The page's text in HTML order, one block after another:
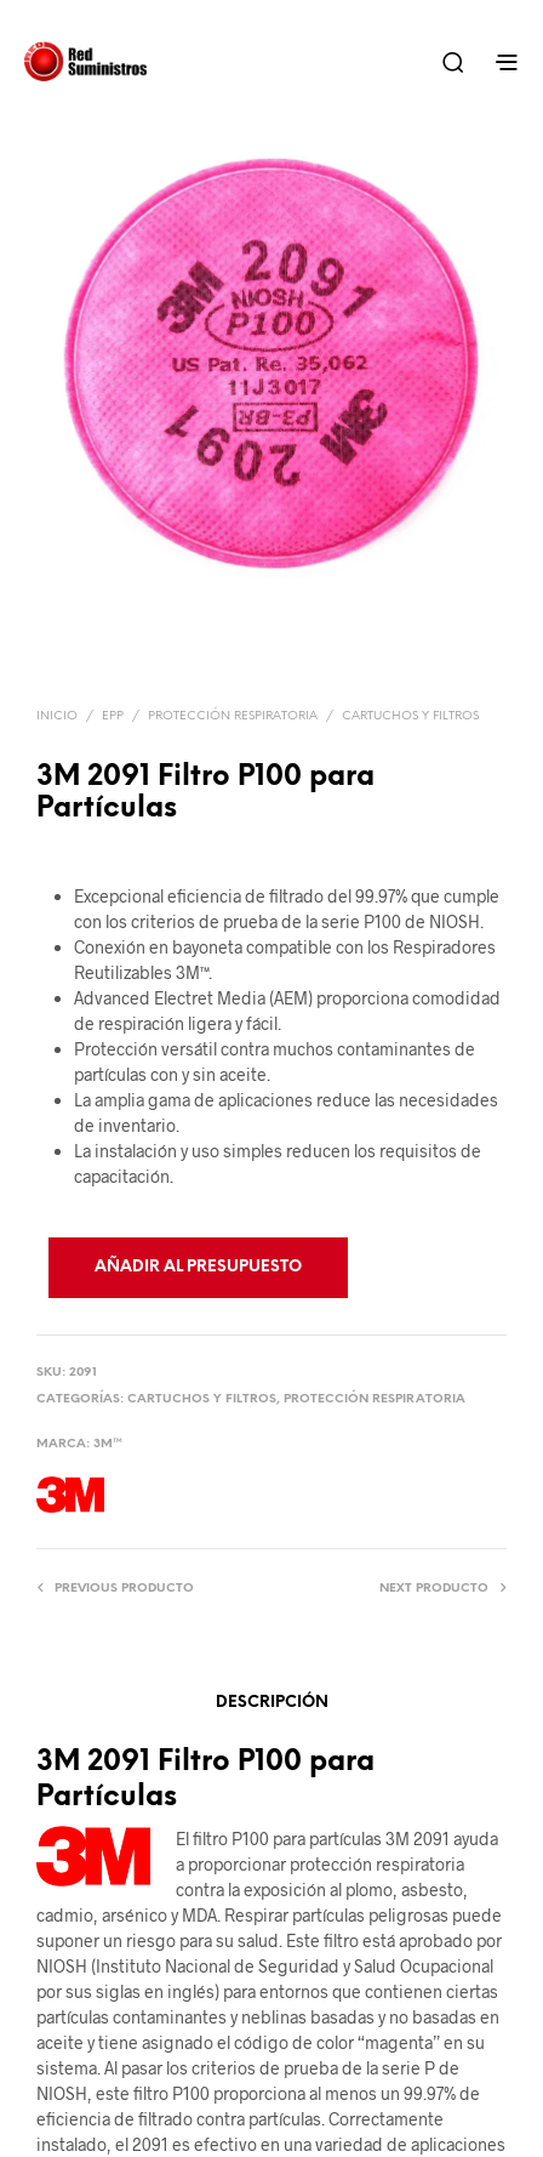
INICIO / EPP / PROTECCIÓN RESPIRATORIA / CARTUCHOS Y FILTROS
3M 2091 Filtro P100 para
Partículas
Excepcional eficiencia de filtrado del 99.97% que cumple
con los criterios de prueba de la serie P100 de NIOSH.
Conexión en bayoneta compatible con los Respiradores
Reutilizables 3M™.
Advanced Electret Media (AEM) proporciona comodidad
de respiración ligera y fácil.
Protección versátil contra muchos contaminantes de
partículas con y sin aceite.
La amplia gama de aplicaciones reduce las necesidades
de inventario.
La instalación y uso simples reducen los requisitos de
capacitación.
AÑADIR AL PRESUPUESTO
SKU: 2091
CATEGORÍAS: CARTUCHOS Y FILTROS, PROTECCIÓN RESPIRATORIA
MARCA: 3M™
PREVIOUS PRODUCTO NEXT PRODUCTO
DESCRIPCIÓN
3M 2091 Filtro P100 para
Partículas
El filtro P100 para partículas 3M 2091 ayuda
a proporcionar protección respiratoria
contra la exposición al plomo, asbesto,
cadmio, arsénico y MDA. Respirar partículas peligrosas puede
suponer un riesgo para su salud. Este filtro está aprobado por
NIOSH (Instituto Nacional de Seguridad y Salud Ocupacional
por sus siglas en inglés) para entornos que contienen ciertas
partículas contaminantes y neblinas basadas y no basadas en
aceite y tiene asignado el código de color “magenta” en su
sistema. Al pasar los criterios de prueba de la serie P de
NIOSH, este filtro P100 proporciona al menos un 99.97% de
eficiencia de filtrado contra partículas. Correctamente
instalado, el 2091 es efectivo en una variedad de aplicaciones